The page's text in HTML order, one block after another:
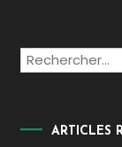
ARTICLES